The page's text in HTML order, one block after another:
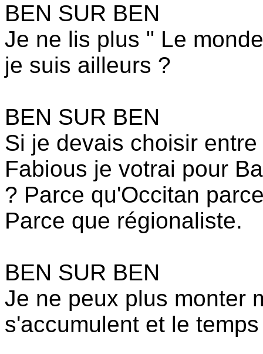
BEN SUR BEN
Je ne lis plus " Le
je suis ailleurs ?
BEN SUR BEN
Si je devais choisir
Fabious je votrai pour
? Parce qu'Occitan
Parce que régionaliste.
BEN SUR BEN
Je ne peux plus monter
s'accumulent et le